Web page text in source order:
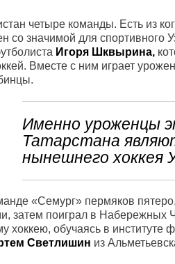
четыре команды. Есть из
со значимой для спортивного
Игоря Шквырина,
Вместе с ним играет
Именно уроженцы
Татарстана
нынешнего хоккея
«Семург» пермяков
затем поиграл в Набережных
хоккею, обучаясь в
Светлишин из